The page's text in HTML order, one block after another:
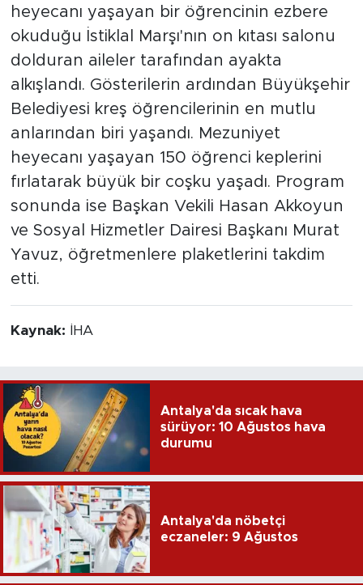
heyecanı yaşayan bir öğrencinin ezbere
okuduğu İstiklal Marşı'nın on kıtası salonu
dolduran aileler tarafından ayakta
alkışlandı. Gösterilerin ardından Büyükşehir
Belediyesi kreş öğrencilerinin en mutlu
anlarından biri yaşandı. Mezuniyet
heyecanı yaşayan 150 öğrenci keplerini
fırlatarak büyük bir coşku yaşadı. Program
sonunda ise Başkan Vekili Hasan Akkoyun
ve Sosyal Hizmetler Dairesi Başkanı Murat
Yavuz, öğretmenlere plaketlerini takdim
etti.
Kaynak: İHA
Antalya'da sıcak hava
sürüyor: 10 Ağustos hava
durumu
Antalya'da nöbetçi
eczaneler: 9 Ağustos